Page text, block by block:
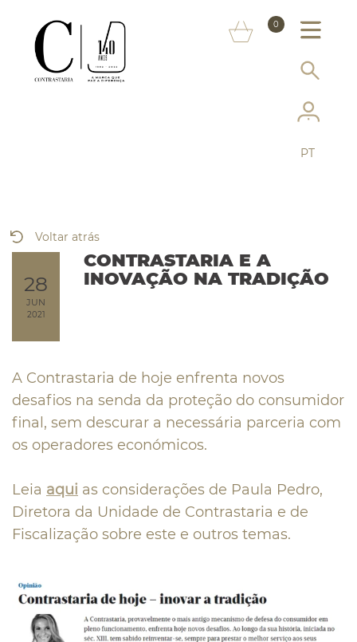
0
INFORMAÇÃO AO CONSUMIDOR
SERVIÇOS
PT
28
JUN
2021
CONTRASTARIA E A
INOVAÇÃO NA TRADIÇÃO
Voltar atrás
A Contrastaria de hoje enfrenta novos
desafios na senda da proteção do consumidor
final, sem descurar a necessária parceria com
os operadores económicos.
Leia aqui as considerações de Paula Pedro,
Diretora da Unidade de Contrastaria e de
Fiscalização sobre este e outros temas.